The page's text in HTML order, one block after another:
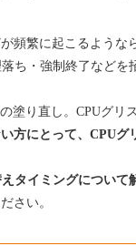
頻繁に起こるような
ち・強制終了などを
塗り直し。CPUグリ
方にとって、CPU
タイミングについて
さい。